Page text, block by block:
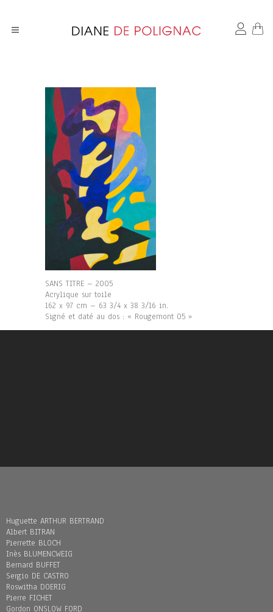
SANS TITRE – 2005
Acrylique sur toile
162 x 97 cm – 63 3/4 x 38 3/16 in.
Signé et daté au dos : « Rougemont 05 »
Huguette ARTHUR BERTRAND
Albert BITRAN
Pierrette BLOCH
Inès BLUMENCWEIG
Bernard BUFFET
Sergio DE CASTRO
Roswitha DOERIG
Pierre FICHET
Gordon ONSLOW FORD